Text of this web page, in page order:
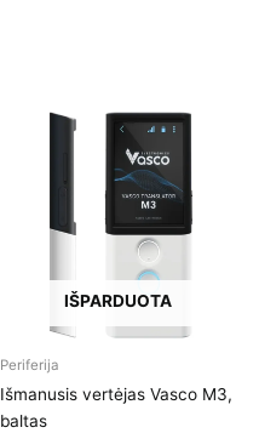
IŠPARDUOTA
Periferija
Išmanusis vertėjas Vasco M3,
baltas